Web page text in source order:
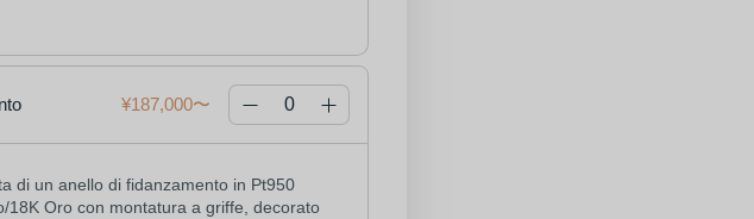
¥187,000
di un anello di fidanzamento in Pt950
18K Oro con montatura a griffe, decorato